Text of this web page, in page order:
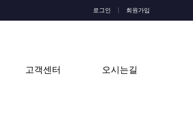
회원가입
로그인
고객센터 오시는길